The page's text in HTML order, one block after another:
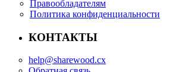
Правообладателям
Политика конфиденциальности
КОНТАКТЫ
help@sharewood.cx